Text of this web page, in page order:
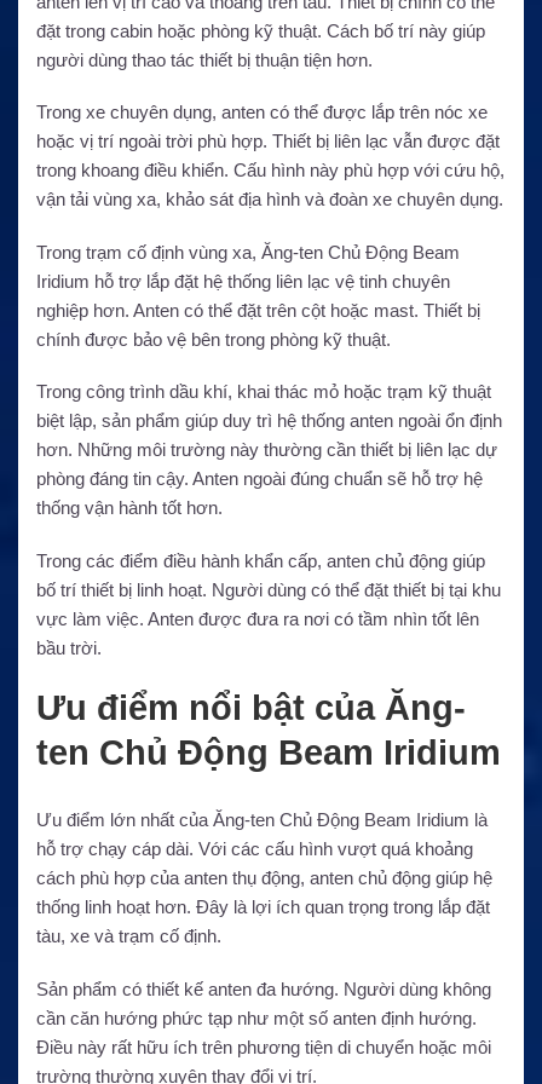
đặt trong cabin hoặc phòng kỹ thuật. Cách bố trí này giúp
người dùng thao tác thiết bị thuận tiện hơn.
Trong xe chuyên dụng, anten có thể được lắp trên nóc xe
hoặc vị trí ngoài trời phù hợp. Thiết bị liên lạc vẫn được đặt
trong khoang điều khiển. Cấu hình này phù hợp với cứu hộ,
vận tải vùng xa, khảo sát địa hình và đoàn xe chuyên dụng.
Trong trạm cố định vùng xa, Ăng-ten Chủ Động Beam
Iridium hỗ trợ lắp đặt hệ thống liên lạc vệ tinh chuyên
nghiệp hơn. Anten có thể đặt trên cột hoặc mast. Thiết bị
chính được bảo vệ bên trong phòng kỹ thuật.
Trong công trình dầu khí, khai thác mỏ hoặc trạm kỹ thuật
biệt lập, sản phẩm giúp duy trì hệ thống anten ngoài ổn định
hơn. Những môi trường này thường cần thiết bị liên lạc dự
phòng đáng tin cậy. Anten ngoài đúng chuẩn sẽ hỗ trợ hệ
thống vận hành tốt hơn.
Trong các điểm điều hành khẩn cấp, anten chủ động giúp
bố trí thiết bị linh hoạt. Người dùng có thể đặt thiết bị tại khu
vực làm việc. Anten được đưa ra nơi có tầm nhìn tốt lên
bầu trời.
Ưu điểm nổi bật của Ăng-
ten Chủ Động Beam Iridium
Ưu điểm lớn nhất của Ăng-ten Chủ Động Beam Iridium là
hỗ trợ chạy cáp dài. Với các cấu hình vượt quá khoảng
cách phù hợp của anten thụ động, anten chủ động giúp hệ
thống linh hoạt hơn. Đây là lợi ích quan trọng trong lắp đặt
tàu, xe và trạm cố định.
Sản phẩm có thiết kế anten đa hướng. Người dùng không
cần căn hướng phức tạp như một số anten định hướng.
Điều này rất hữu ích trên phương tiện di chuyển hoặc môi
trường thường xuyên thay đổi vị trí.